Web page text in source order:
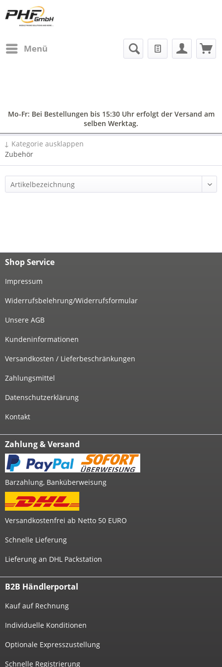
Menü
Mo-Fr: Bei Bestellungen bis 15:30 Uhr erfolgt der Versand am
selben Werktag.
↓ Kategorie ausklappen
Zubehör
Shop Service
Impressum
Widerrufsbelehrung/Widerrufsformular
Unsere AGB
Kundeninformationen
Versandkosten / Lieferbeschränkungen
Zahlungsmittel
Datenschutzerklärung
Kontakt
Zahlung & Versand
Barzahlung, Banküberweisung
Versandkostenfrei ab Netto 50 EURO
Schnelle Lieferung
Lieferung an DHL Packstation
B2B Händlerportal
Kauf auf Rechnung
Individuelle Konditionen
Optionale Expresszustellung
Schnelle Registrierung